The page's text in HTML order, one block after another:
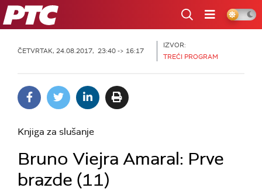
RTS
ČETVRTAK, 24.08.2017, 23:40 -> 16:17
IZVOR:
TREĆI PROGRAM
Knjiga za slušanje
Bruno Viejra Amaral: Prve
brazde (11)